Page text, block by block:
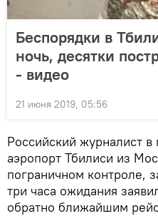
Беспорядки в
ночь, десятки
- видео
21 июня 2019, 05:56
Российский журналист в
аэропорт Тбилиси из
пограничном контроле,
три часа ожидания
обратно ближайшим